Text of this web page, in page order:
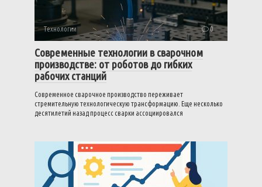
Технологии 0
Современные технологии в сварочном
производстве: от роботов до гибких
рабочих станций
Современное сварочное производство переживает
стремительную технологическую трансформацию. Еще несколько
десятилетий назад процесс сварки ассоциировался